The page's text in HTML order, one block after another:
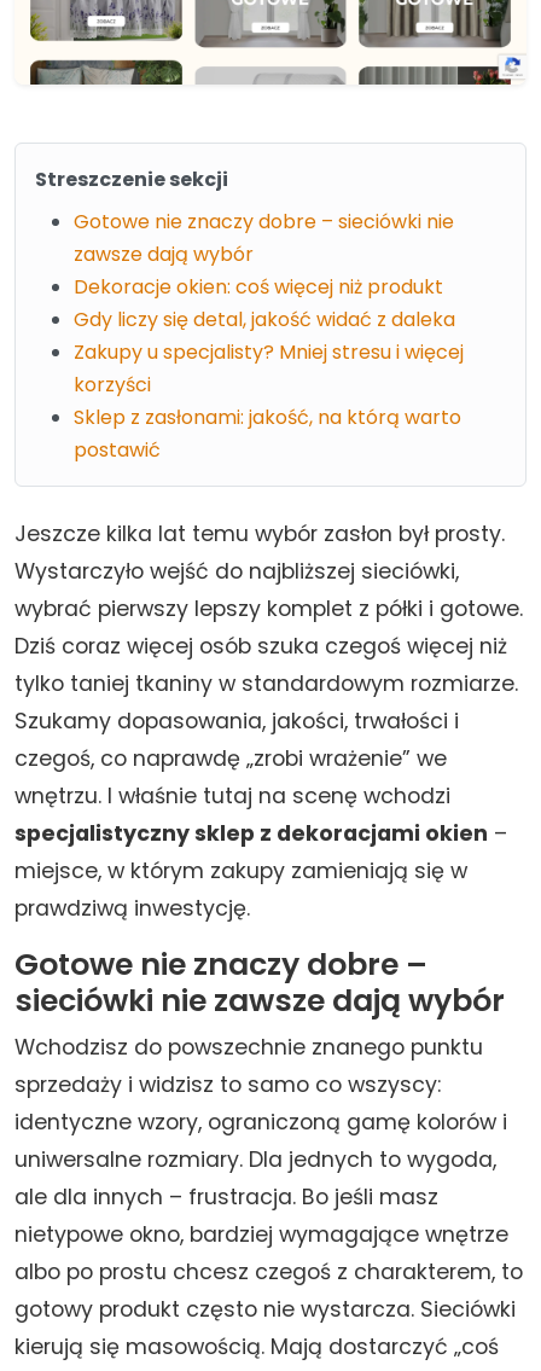
Streszczenie sekcji
Gotowe nie znaczy dobre – sieciówki nie
zawsze dają wybór
Dekoracje okien: coś więcej niż produkt
Gdy liczy się detal, jakość widać z daleka
Zakupy u specjalisty? Mniej stresu i więcej
korzyści
Sklep z zasłonami: jakość, na którą warto
postawić
Jeszcze kilka lat temu wybór zasłon był prosty.
Wystarczyło wejść do najbliższej sieciówki,
wybrać pierwszy lepszy komplet z półki i gotowe.
Dziś coraz więcej osób szuka czegoś więcej niż
tylko taniej tkaniny w standardowym rozmiarze.
Szukamy dopasowania, jakości, trwałości i
czegoś, co naprawdę „zrobi wrażenie” we
wnętrzu. I właśnie tutaj na scenę wchodzi
specjalistyczny sklep z dekoracjami okien –
miejsce, w którym zakupy zamieniają się w
prawdziwą inwestycję.
Gotowe nie znaczy dobre –
sieciówki nie zawsze dają wybór
Wchodzisz do powszechnie znanego punktu
sprzedaży i widzisz to samo co wszyscy:
identyczne wzory, ograniczoną gamę kolorów i
uniwersalne rozmiary. Dla jednych to wygoda,
ale dla innych – frustracja. Bo jeśli masz
nietypowe okno, bardziej wymagające wnętrze
albo po prostu chcesz czegoś z charakterem, to
gotowy produkt często nie wystarcza. Sieciówki
kierują się masowością. Mają dostarczyć „coś